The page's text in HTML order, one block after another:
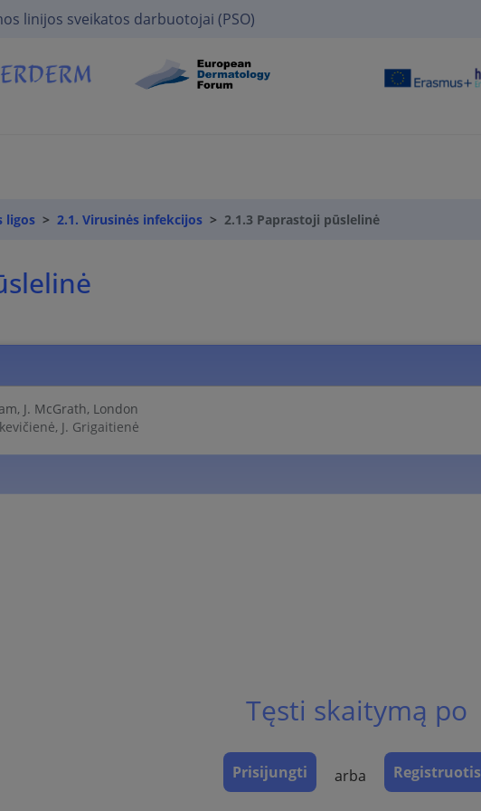
linijos sveikatos darbuotojai (PSO)
ligos 2.1. Virusinės infekcijos 2.1.3 Paprastoji pūslelinė
J. McGrath, London
J. Grigaitienė
Tęsti skaitymą po
Prisijungti arba Registruotis